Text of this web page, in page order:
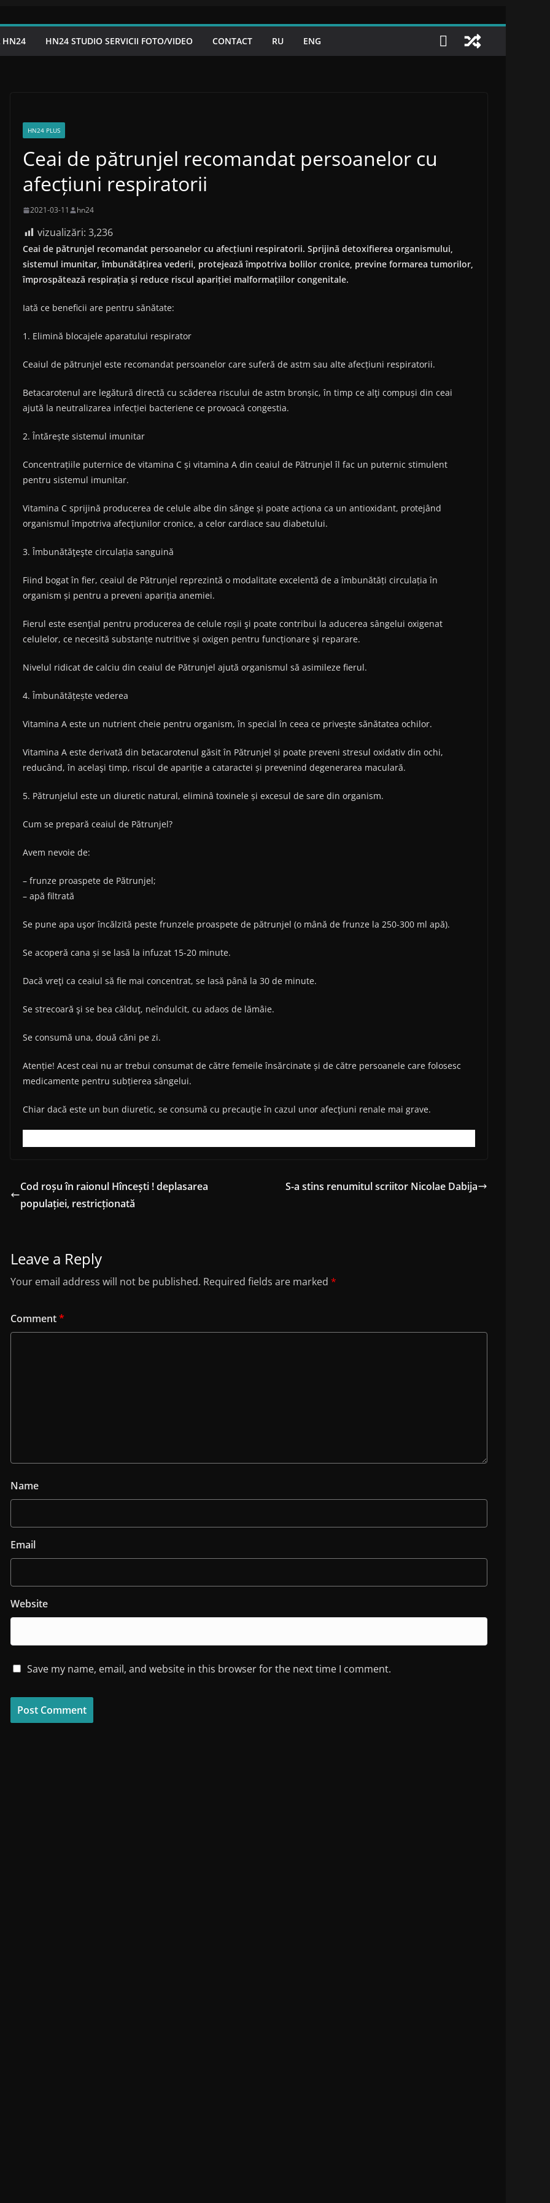
HN24 HN24 STUDIO SERVICII FOTO/VIDEO CONTACT RU ENG
HN24 PLUS
Ceai de pătrunjel recomandat persoanelor cu
afecțiuni respiratorii
2021-03-11 hn24
vizualizări: 3,236
Ceai de pătrunjel recomandat persoanelor cu afecțiuni respiratorii. Sprijină detoxifierea organismului,
sistemul imunitar, îmbunătățirea vederii, protejează împotriva bolilor cronice, previne formarea tumorilor,
împrospătează respirația și reduce riscul apariției malformațiilor congenitale.
Iată ce beneficii are pentru sănătate:
1. Elimină blocajele aparatului respirator
Ceaiul de pătrunjel este recomandat persoanelor care suferă de astm sau alte afecțiuni respiratorii.
Betacarotenul are legătură directă cu scăderea riscului de astm bronșic, în timp ce alţi compuși din ceai
ajută la neutralizarea infecției bacteriene ce provoacă congestia.
2. Întărește sistemul imunitar
Concentrațiile puternice de vitamina C și vitamina A din ceaiul de Pătrunjel îl fac un puternic stimulent
pentru sistemul imunitar.
Vitamina C sprijină producerea de celule albe din sânge și poate acționa ca un antioxidant, protejând
organismul împotriva afecţiunilor cronice, a celor cardiace sau diabetului.
3. Îmbunătăţeşte circulația sanguină
Fiind bogat în fier, ceaiul de Pătrunjel reprezintă o modalitate excelentă de a îmbunătăți circulația în
organism și pentru a preveni apariția anemiei.
Fierul este esenţial pentru producerea de celule roșii şi poate contribui la aducerea sângelui oxigenat
celulelor, ce necesită substanțe nutritive și oxigen pentru funcționare şi reparare.
Nivelul ridicat de calciu din ceaiul de Pătrunjel ajută organismul să asimileze fierul.
4. Îmbunătățește vederea
Vitamina A este un nutrient cheie pentru organism, în special în ceea ce privește sănătatea ochilor.
Vitamina A este derivată din betacarotenul găsit în Pătrunjel și poate preveni stresul oxidativ din ochi,
reducând, în acelaşi timp, riscul de apariție a cataractei și prevenind degenerarea maculară.
5. Pătrunjelul este un diuretic natural, eliminâ toxinele și excesul de sare din organism.
Cum se prepară ceaiul de Pătrunjel?
Avem nevoie de:
– frunze proaspete de Pătrunjel;
– apă filtrată
Se pune apa uşor încălzită peste frunzele proaspete de pătrunjel (o mână de frunze la 250-300 ml apă).
Se acoperă cana și se lasă la infuzat 15-20 minute.
Dacă vreţi ca ceaiul să fie mai concentrat, se lasă până la 30 de minute.
Se strecoară şi se bea călduţ, neîndulcit, cu adaos de lămâie.
Se consumă una, două căni pe zi.
Atenție! Acest ceai nu ar trebui consumat de către femeile însărcinate și de către persoanele care folosesc
medicamente pentru subțierea sângelui.
Chiar dacă este un bun diuretic, se consumă cu precauţie în cazul unor afecţiuni renale mai grave.
Cod roșu în raionul Hîncești ! deplasarea
populației, restricționată
S-a stins renumitul scriitor Nicolae Dabija
Leave a Reply
Your email address will not be published. Required fields are marked *
Comment*
Name
Email
Website
Save my name, email, and website in this browser for the next time I comment.